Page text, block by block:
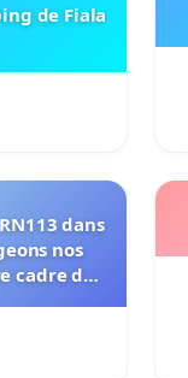
de Fiala
dans
nos
cadre de